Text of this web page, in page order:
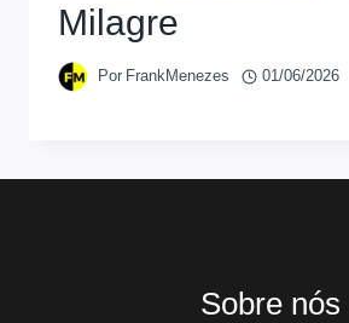
Milagre
Por FrankMenezes 01/06/2026
Sobre nós